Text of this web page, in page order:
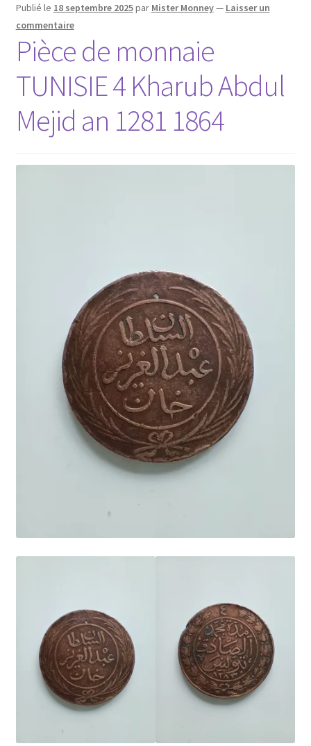
Publié le 18 septembre 2025par Mister Monney— Laisser un
commentaire
Pièce de monnaie
TUNISIE 4 Kharub Abdul
Mejid an 1281 1864